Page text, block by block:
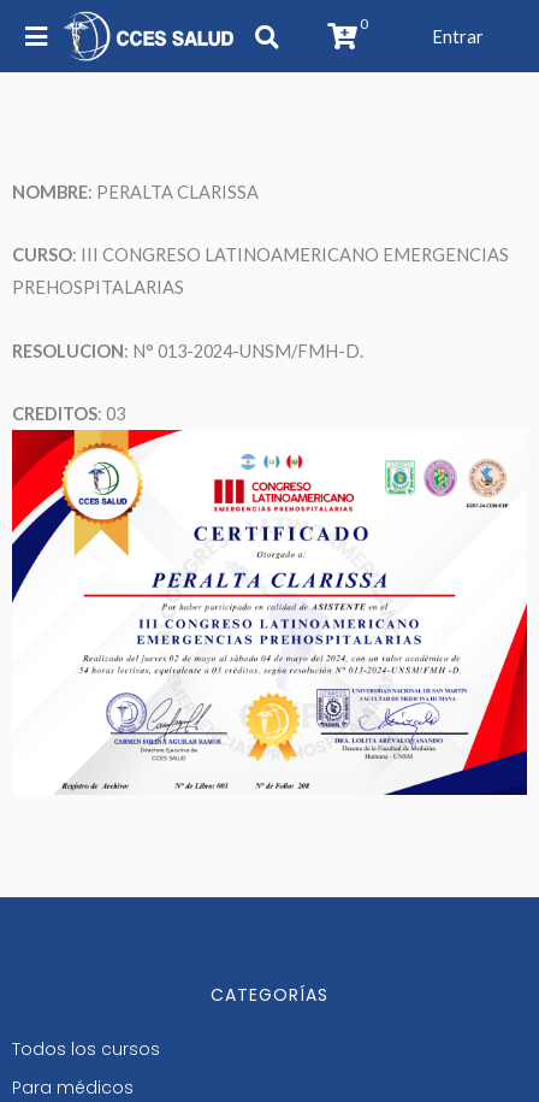
0
Entrar
NOMBRE: PERALTA CLARISSA
CURSO: III CONGRESO LATINOAMERICANO EMERGENCIAS
PREHOSPITALARIAS
RESOLUCION: N° 013-2024-UNSM/FMH-D.
CREDITOS: 03
CATEGORÍAS
Todos los cursos
Para médicos